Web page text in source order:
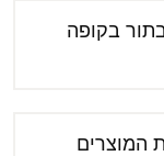
בקופה
המוצרים